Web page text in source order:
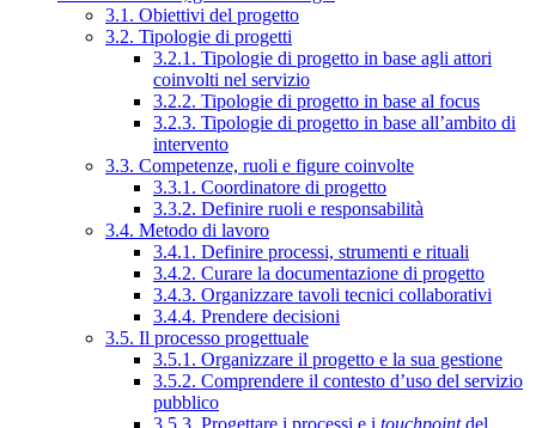
3.1. Obiettivi del progetto
3.2. Tipologie di progetti
3.2.1. Tipologie di progetto in base agli attori
coinvolti nel servizio
3.2.2. Tipologie di progetto in base al focus
3.2.3. Tipologie di progetto in base all’ambito di
intervento
3.3. Competenze, ruoli e figure coinvolte
3.3.1. Coordinatore di progetto
3.3.2. Definire ruoli e responsabilità
3.4. Metodo di lavoro
3.4.1. Definire processi, strumenti e rituali
3.4.2. Curare la documentazione di progetto
3.4.3. Organizzare tavoli tecnici collaborativi
3.4.4. Prendere decisioni
3.5. Il processo progettuale
3.5.1. Organizzare il progetto e la sua gestione
3.5.2. Comprendere il contesto d’uso del servizio
pubblico
3.5.3. Progettare i processi e i touchpointdel